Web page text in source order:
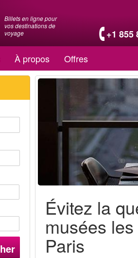
Billets en ligne pour
vos destinations de
voyage
+1 855
À propos Offres
Évitez la
musées
Paris